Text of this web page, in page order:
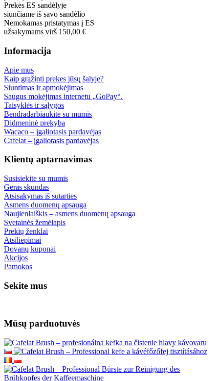
Prekės ES sandėlyje
siunčiame iš savo sandėlio
Nemokamas pristatymas į ES
užsakymams virš 150,00 €
Informacija
Apie mus
Kaip grąžinti prekes jūsų šalyje?
Siuntimas ir apmokėjimas
Saugus mokėjimas internetu „GoPay“.
Taisyklės ir sąlygos
Bendradarbiaukite su mumis
Didmeninė prekyba
Wacaco – įgaliotasis pardavėjas
Cafelat – įgaliotasis pardavėjas
Klientų aptarnavimas
Susisiekite su mumis
Geras skundas
Atsisakymas iš sutarties
Asmens duomenų apsauga
Naujienlaiškis – asmens duomenų apsauga
Svetainės žemėlapis
Prekių ženklai
Atsiliepimai
Dovanų kuponai
Akcijos
Pamokos
Sekite mus
Mūsų parduotuvės